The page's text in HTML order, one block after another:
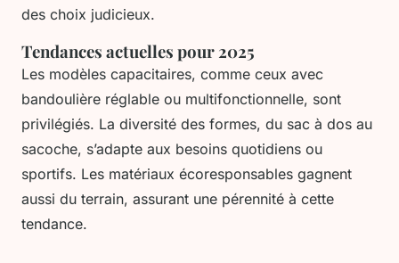
des choix judicieux.
Tendances actuelles pour 2025
Les modèles capacitaires, comme ceux avec
bandoulière réglable ou multifonctionnelle, sont
privilégiés. La diversité des formes, du sac à dos au
sacoche, s’adapte aux besoins quotidiens ou
sportifs. Les matériaux écoresponsables gagnent
aussi du terrain, assurant une pérennité à cette
tendance.